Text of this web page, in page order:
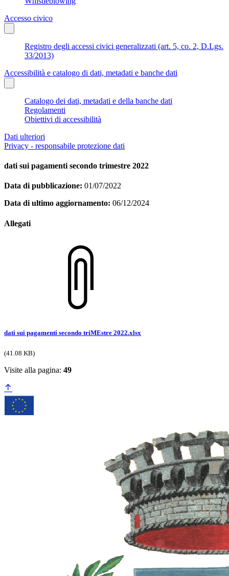
Accesso civico
Registro degli accessi civici generalizzati (art. 5, co. 2, D.Lgs.
33/2013)
Accessibilità e catalogo di dati, metadati e banche dati
Catalogo dei dati, metadati e della banche dati
Regolamenti
Obiettivi di accessibilità
Dati ulteriori
Privacy - responsabile protezione dati
dati sui pagamenti secondo trimestre 2022
Data di pubblicazione: 01/07/2022
Data di ultimo aggiornamento: 06/12/2024
Allegati
dati sui pagamenti secondo triMEstre 2022.xlsx
(41.08 KB)
Visite alla pagina: 49